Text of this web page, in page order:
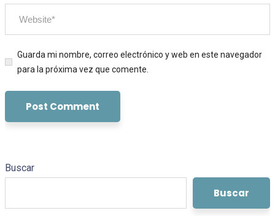
Guarda mi nombre, correo electrónico y web en este navegador
para la próxima vez que comente.
Buscar
Buscar